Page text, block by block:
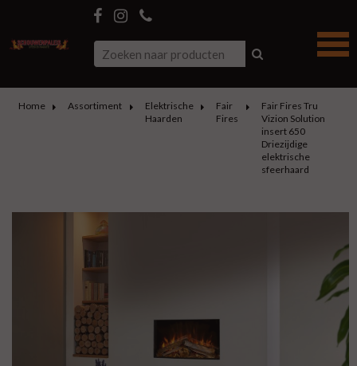
Home Assortiment
Elektrische
Haarden
Fair
Fires
Fair Fires Tru
Vizion Solution
insert 650
Driezijdige
elektrische
sfeerhaard